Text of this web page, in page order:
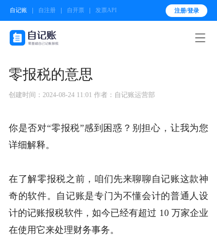
自记账 自注册 自开票 发票API 注册/登录

零报税的意思
创建时间：2024-08-24 11:01 作者：自记账运营部
你是否对“零报税”感到困惑？别担心，让我为您
详细解释。
在了解零报税之前，咱们先来聊聊自记账这款神
奇的软件。自记账是专门为不懂会计的普通人设
计的记账报税软件，如今已经有超过 10 万家企业
在使用它来处理财务事务。